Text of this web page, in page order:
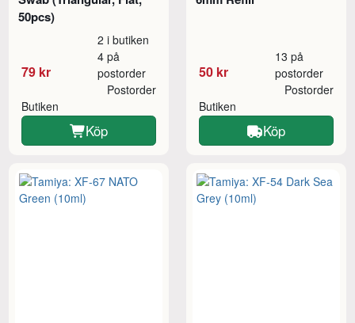
50pcs)
79 kr
2 i butiken
4 på
postorder
Butiken
Postorder
Köp
50 kr
13 på
postorder
Butiken
Postorder
Köp